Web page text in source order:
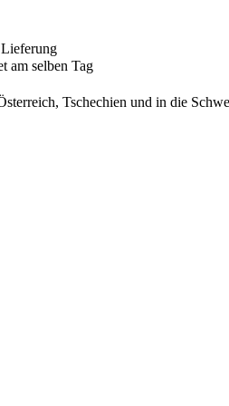
am selben Tag
Tschechien und in die